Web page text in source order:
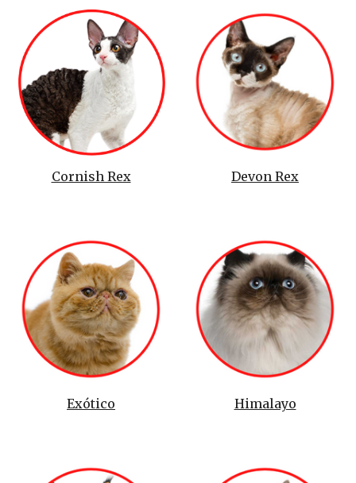
Cornish Rex Devon Rex
Exótico Himalayo